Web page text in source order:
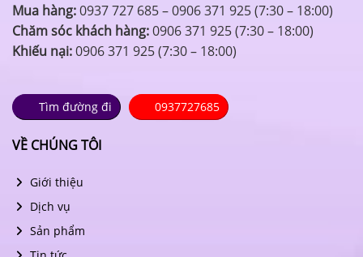
Mua hàng:0937 727 685 – 0906 371 925 (7:30 – 18:00)
Chăm sóc khách hàng:0906 371 925 (7:30 – 18:00)
Khiếu nại:0906 371 925 (7:30 – 18:00)
Tìm đường đi 0937727685
VỀ CHÚNG TÔI
Giới thiệu
Dịch vụ
Sản phẩm